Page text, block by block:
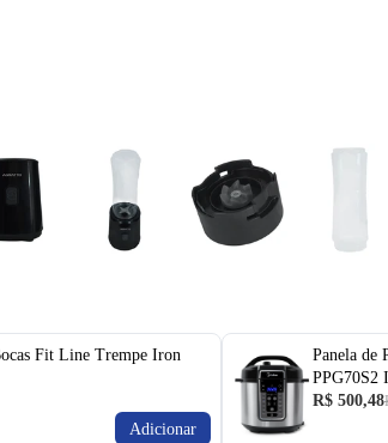
Fit Line Trempe Iron
Adicionar
Panela de
PPG70S2
R$ 500,48